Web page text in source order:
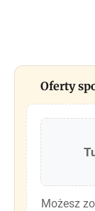
Oferty
Możesz